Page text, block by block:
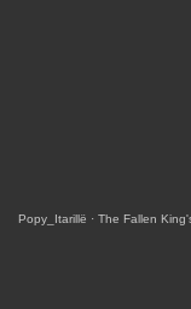
Popy_Itarillë · The Fallen